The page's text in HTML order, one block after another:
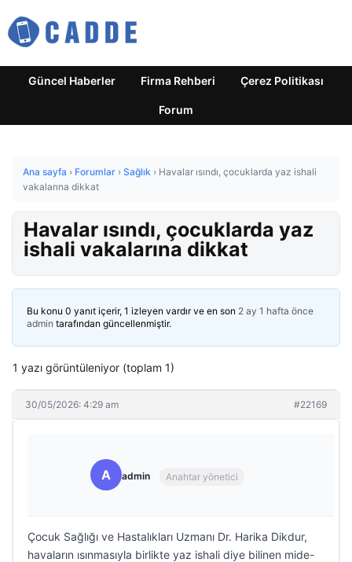
Güncel Haberler Firma Rehberi Çerez Politikası
Forum
Ana sayfa › Forumlar › Sağlık › Havalar ısındı, çocuklarda yaz ishali
vakalarına dikkat
Havalar ısındı, çocuklarda yaz
ishali vakalarına dikkat
Bu konu 0 yanıt içerir, 1 izleyen vardır ve en son 2 ay 1 hafta önce
admin tarafından güncellenmiştir.
1 yazı görüntüleniyor (toplam 1)
30/05/2026: 4:29 am #22169
A admin Anahtar yönetici
Çocuk Sağlığı ve Hastalıkları Uzmanı Dr. Harika Dikdur,
havaların ısınmasıyla birlikte yaz ishali diye bilinen mide-